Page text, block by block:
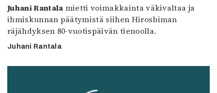
Juhani Rantala mietti voimakkainta väkivaltaa ja
ihmiskunnan päätymistä siihen Hiroshiman
räjähdyksen 80-vuotispäivän tienoolla.
Juhani Rantala